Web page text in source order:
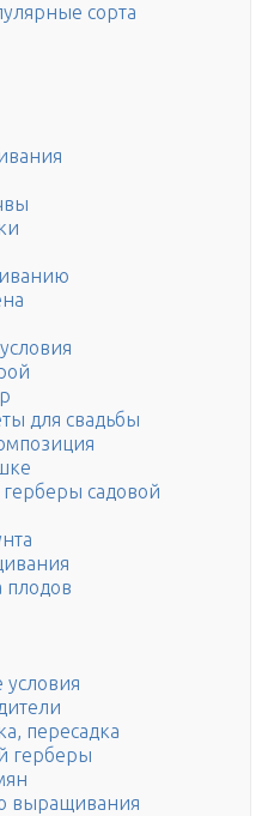
сорта
для свадьбы
садовой
плодов
условия
пересадка
герберы
выращивания